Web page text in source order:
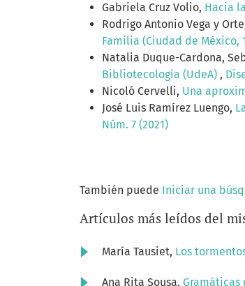
Gabriela Cruz Volio, Hacia
Rodrigo Antonio Vega y
Familia (Ciudad de México,
Natalia Duque-Cardona,
Bibliotecología (UdeA) ,
Nicoló Cervelli, Una
José Luis Ramírez Luengo,
Núm. 7 (2021)
También puede Iniciar una
Artículos más leídos del
María Tausiet, Los
Ana Rita Sousa, Gramáticas